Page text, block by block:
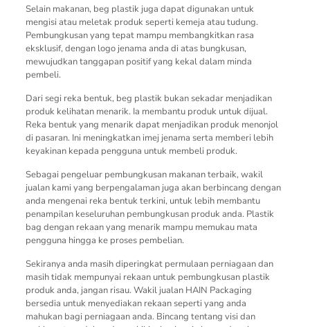
Selain makanan, beg plastik juga dapat digunakan untuk
mengisi atau meletak produk seperti kemeja atau tudung.
Pembungkusan yang tepat mampu membangkitkan rasa
eksklusif, dengan logo jenama anda di atas bungkusan,
mewujudkan tanggapan positif yang kekal dalam minda
pembeli.
Dari segi reka bentuk, beg plastik bukan sekadar menjadikan
produk kelihatan menarik. Ia membantu produk untuk dijual.
Reka bentuk yang menarik dapat menjadikan produk menonjol
di pasaran. Ini meningkatkan imej jenama serta memberi lebih
keyakinan kepada pengguna untuk membeli produk.
Sebagai pengeluar pembungkusan makanan terbaik, wakil
jualan kami yang berpengalaman juga akan berbincang dengan
anda mengenai reka bentuk terkini, untuk lebih membantu
penampilan keseluruhan pembungkusan produk anda. Plastik
bag dengan rekaan yang menarik mampu memukau mata
pengguna hingga ke proses pembelian.
Sekiranya anda masih diperingkat permulaan perniagaan dan
masih tidak mempunyai rekaan untuk pembungkusan plastik
produk anda, jangan risau. Wakil jualan HAIN Packaging
bersedia untuk menyediakan rekaan seperti yang anda
mahukan bagi perniagaan anda. Bincang tentang visi dan